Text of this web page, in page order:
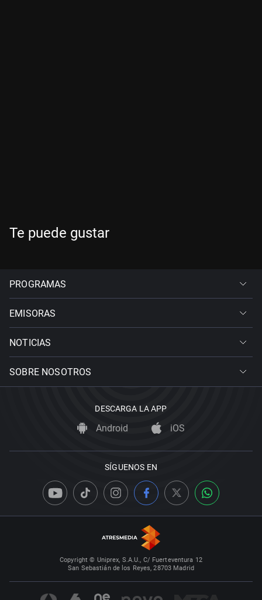
Te puede gustar
PROGRAMAS
EMISORAS
NOTICIAS
SOBRE NOSOTROS
DESCARGA LA APP
Android iOS
SÍGUENOS EN
Copyright © Uniprex, S.A.U., C/ Fuerteventura 12
San Sebastián de los Reyes, 28703 Madrid